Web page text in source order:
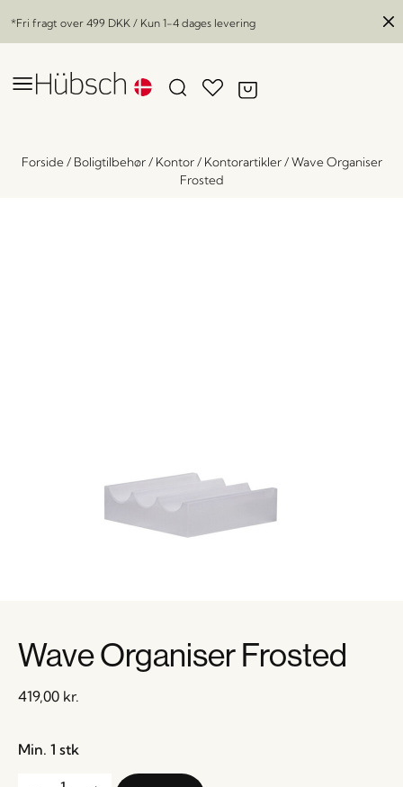
*Fri fragt over 499 DKK / Kun 1-4 dages levering
Forside/ Boligtilbehør/ Kontor/ Kontorartikler/Wave Organiser
Frosted
Wave Organiser Frosted
419,00 kr.
Min. 1 stk